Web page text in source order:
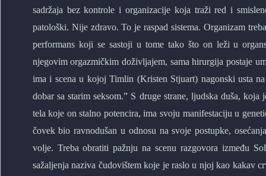
sadržaja bez kontrole i organizacije koja traži red i
patološki. Nije zdravo. To je raspad sistema. Organizam
performans koji se sastoji u tome tako što on leži u
njegovim orgazmičkim doživljajem, sama hirurgija postaje
ima i scena u kojoj Timlin (Kristen Stjuart) nagonski usta
dobar sa starim seksom.” S druge strane, ljudska duša,
tela koje on stalno potencira, ima svoju manifestaciju u
čovek bio ravnodušan u odnosu na svoje postupke,
volje. Treba obratiti pažnju na scenu razgovora između
sažaljenja naziva čudovištem koje je raslo u njoj kao kakav